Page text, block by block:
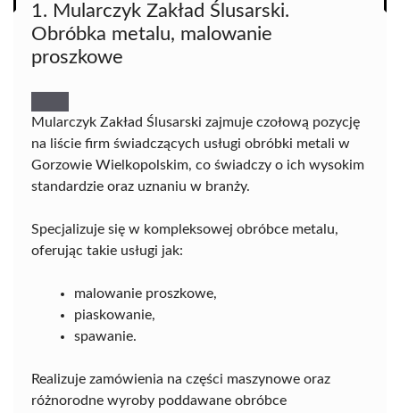
1. Mularczyk Zakład Ślusarski.
Obróbka metalu, malowanie
proszkowe
Mularczyk Zakład Ślusarski zajmuje czołową pozycję
na liście firm świadczących usługi obróbki metali w
Gorzowie Wielkopolskim, co świadczy o ich wysokim
standardzie oraz uznaniu w branży.
Specjalizuje się w kompleksowej obróbce metalu,
oferując takie usługi jak:
malowanie proszkowe,
piaskowanie,
spawanie.
Realizuje zamówienia na części maszynowe oraz
różnorodne wyroby poddawane obróbce